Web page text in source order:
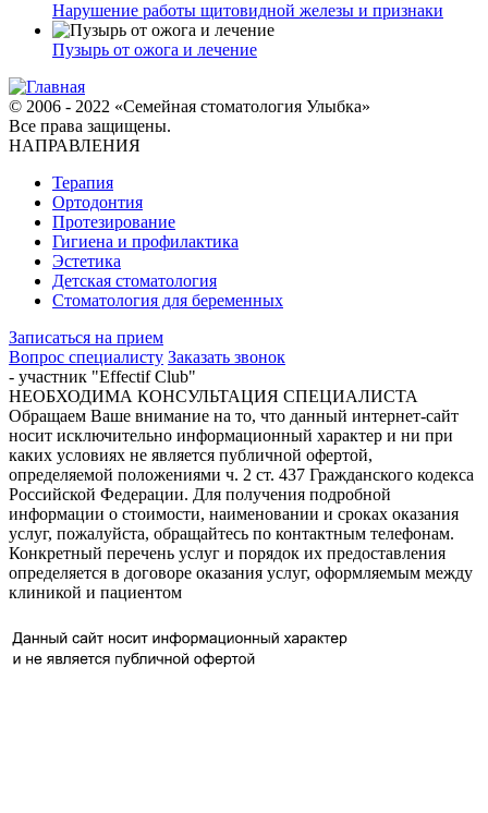
Нарушение работы щитовидной железы и признаки
Пузырь от ожога и лечение
© 2006 - 2022 «Семейная стоматология Улыбка»
Все права защищены.
НАПРАВЛЕНИЯ
Терапия
Ортодонтия
Протезирование
Гигиена и профилактика
Эстетика
Детская стоматология
Стоматология для беременных
Записаться на прием
Вопрос специалисту Заказать звонок
- участник "Effectif Club"
НЕОБХОДИМА КОНСУЛЬТАЦИЯ СПЕЦИАЛИСТА
Обращаем Ваше внимание на то, что данный интернет-сайт
носит исключительно информационный характер и ни при
каких условиях не является публичной офертой,
определяемой положениями ч. 2 ст. 437 Гражданского кодекса
Российской Федерации. Для получения подробной
информации о стоимости, наименовании и сроках оказания
услуг, пожалуйста, обращайтесь по контактным телефонам.
Конкретный перечень услуг и порядок их предоставления
определяется в договоре оказания услуг, оформляемым между
клиникой и пациентом